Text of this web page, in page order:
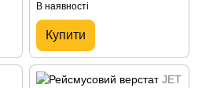
В наявності
Купити